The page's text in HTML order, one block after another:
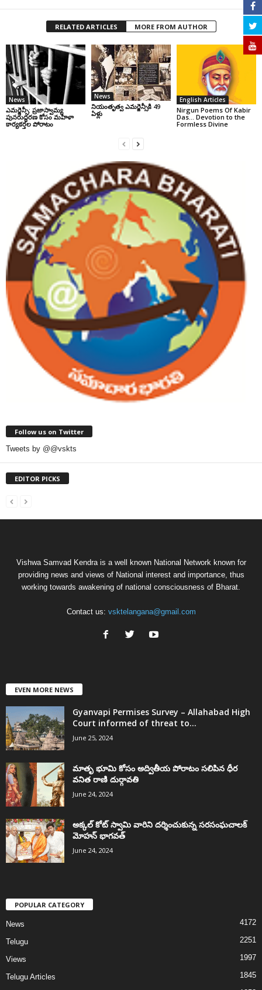
RELATED ARTICLES MORE FROM AUTHOR
News
ఎమర్జెన్సీ: ప్రజాస్వామ్య
పునరుద్ధరణ కోసం మహిళా
కార్యకర్తల పోరాటం
News
నియంతృత్వ ఎమర్జెన్సీకి 49
ఏళ్లు
English Articles
Nirgun Poems Of Kabir
Das… Devotion to the
Formless Divine
Follow us on Twitter
Tweets by @@vskts
EDITOR PICKS
Vishwa Samvad Kendra is a well known National Network known for
providing news and views of National interest and importance, thus
working towards awakening of national consciousness of Bharat.
Contact us: vsktelangana@gmail.com
EVEN MORE NEWS
Gyanvapi Permises Survey – Allahabad High
Court informed of threat to...
June 25, 2024
మాతృ భూమి కోసం అద్వితీయ పోరాటం సలిపిన ధీర
వనిత రాణి దుర్గావతి
June 24, 2024
అక్కల్‌ కోట్‌ స్వామి వారిని దర్శించుకున్న సరసంఘచాలక్
మోహన్ భాగవత్
June 24, 2024
POPULAR CATEGORY
News 4172
Telugu 2251
Views 1997
Telugu Articles
1845